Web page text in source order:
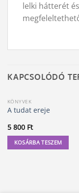
lelki hátterét
KAPCSOLÓDÓ
KÖNYVEK
A tudat ereje
5 800 Ft
KOSÁRBA TESZEM